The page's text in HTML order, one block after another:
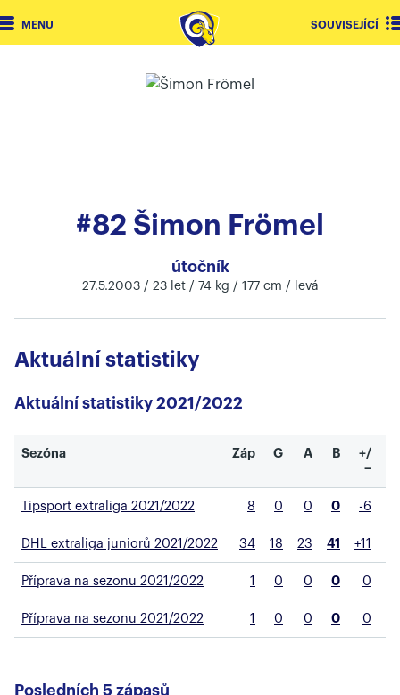
MENU SOUVISEJÍCÍ
#82 Šimon Frömel
útočník
27.5.2003 / 23 let / 74 kg / 177 cm / levá
Aktuální statistiky
Aktuální statistiky 2021/2022
Sezóna Záp G A B
+/
−
Tipsport extraliga 2021/2022 8 0 0 0 -6
DHL extraliga juniorů 2021/2022 34 18 23 41 +11
Příprava na sezonu 2021/2022 1 0 0 0 0
Příprava na sezonu 2021/2022 1 0 0 0 0
Posledních 5 zápasů